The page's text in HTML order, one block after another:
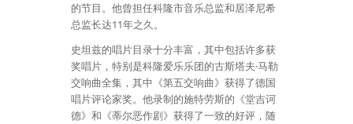
的节目。他曾担任科隆市音乐总监和居泽尼希
总监长达11年之久。
史坦兹的唱片目录十分丰富，其中包括许多获
奖唱片，特别是科隆爱乐乐团的古斯塔夫·马勒
交响曲全集，其中《第五交响曲》获得了德国
唱片评论家奖。他录制的施特劳斯的《堂吉诃
德》和《蒂尔恶作剧》获得了一致的好评，随